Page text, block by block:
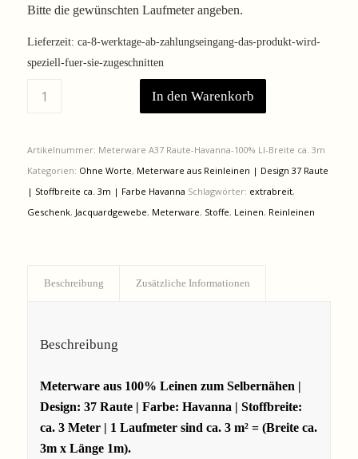
Bitte die gewünschten Laufmeter angeben.
Lieferzeit: ca-8-werktage-ab-zahlungseingang-das-produkt-wird-
speziell-fuer-sie-zugeschnitten
In den Warenkorb
Artikelnummer: Meterware A37 Raute-Havanna-100% LI-Breite ca. 3m
Kategorien: Ohne Worte, Meterware aus Reinleinen | Design 37 Raute
| Stoffbreite ca. 3m | Farbe Havanna Schlagwörter: extrabreit,
Geschenk, Jacquardgewebe, Meterware, Stoffe, Leinen, Reinleinen
Beschreibung Zusätzliche Informationen
Beschreibung
Meterware aus 100% Leinen zum Selbernähen |
Design: 37 Raute | Farbe: Havanna | Stoffbreite:
ca. 3 Meter | 1 Laufmeter sind ca. 3 m² = (Breite ca.
3m x Länge 1m).